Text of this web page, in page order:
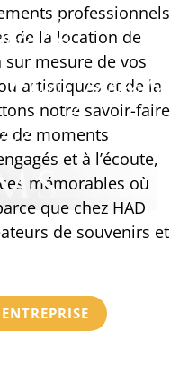
plus
professionnels
de la location de
sur mesure de vos
artistiques et de la
notre savoir-faire
de moments
et à l’écoute,
mémorables où
que chez HAD
de souvenirs et